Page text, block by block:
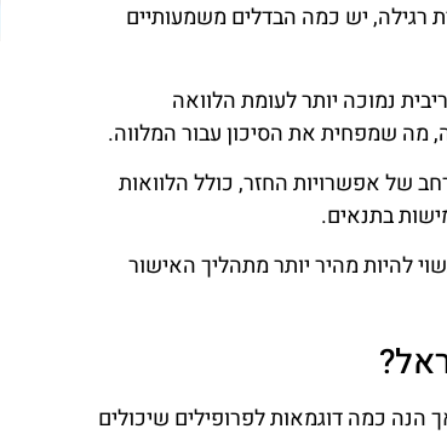
רגילה, יש כמה הבדלים משמעותיים
נמוכה יותר לעומת הלוואה
שמפחית את הסיכון עבור המלווה.
של אפשרויות החזר, כולל הלוואות
בתנאים.
להיות מהיר יותר מתהליך האישור
כמה דוגמאות לפרופילים שיכולים